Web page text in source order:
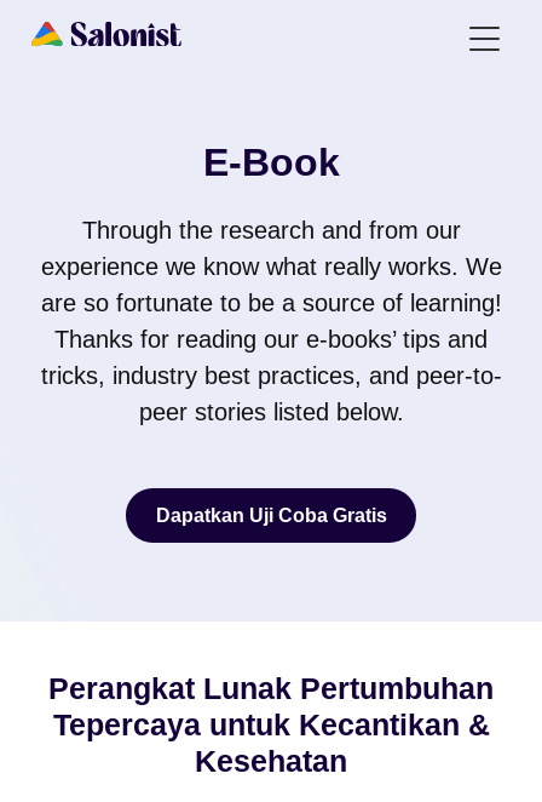
E-Book
Through the research and from our
experience we know what really works. We
are so fortunate to be a source of learning!
Thanks for reading our e-books’ tips and
tricks, industry best practices, and peer-to-
peer stories listed below.
Dapatkan Uji Coba Gratis
Perangkat Lunak Pertumbuhan
Tepercaya untuk Kecantikan &
Kesehatan